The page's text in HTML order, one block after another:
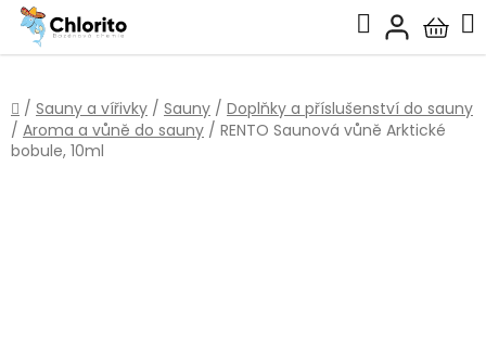
Přejít
obsah
Hledat
košík
Domů
/ Sauny a vířivky / Sauny / Doplňky a příslušenství do sauny
/ Aroma a vůně do sauny / RENTO Saunová vůně Arktické
bobule, 10ml